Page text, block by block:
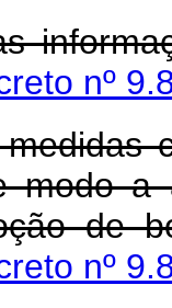
nº
modo a
de
nº